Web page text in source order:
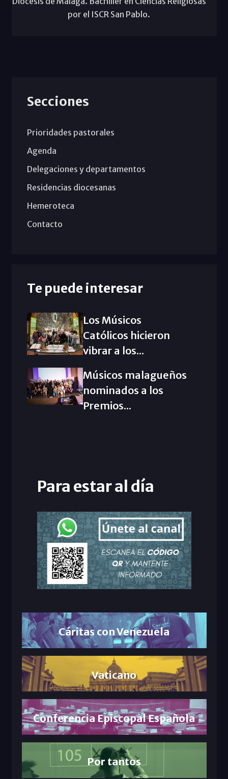
por el ISCR San Pablo.
Secciones
Prioridades pastorales
Agenda
Delegaciones y departamentos
Residencias diocesanas
Hemeroteca
Contacto
Te puede interesar
Los Músicos
Católicos hicieron
vibrar a los...
Músicos malagueños
nominados a los
Premios...
Para estar al día
Cáritas con Venezuela
Vaticano
Conferencia Episcopal Española
Por tantos